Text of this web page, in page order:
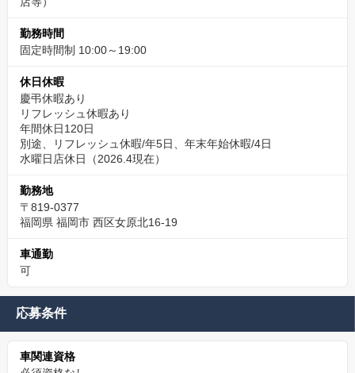
勤務時間
固定時間制 10:00～19:00
休日休暇
慶弔休暇あり
リフレッシュ休暇あり
年間休日120日
別途、リフレッシュ休暇/年5日、年末年始休暇/4日
水曜日店休日（2026.4現在）
勤務地
〒819-0377
福岡県 福岡市 西区女原北16-19
車通勤
可
応募条件
車関連資格